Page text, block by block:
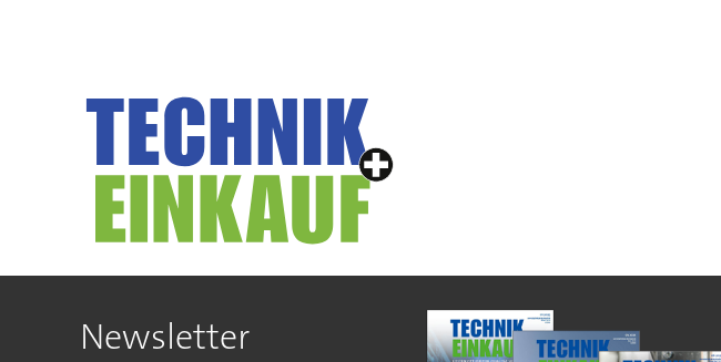
Newsletter